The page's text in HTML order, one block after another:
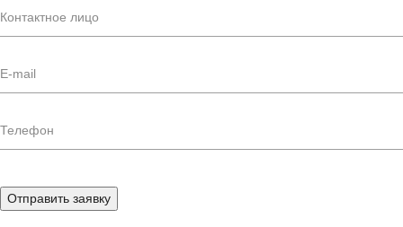
Отправить заявку